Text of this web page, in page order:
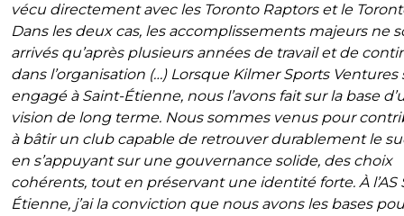
vécu directement avec les Toronto Raptors et le
Dans les deux cas, les accomplissements majeurs ne
arrivés qu’après plusieurs années de travail et de
dans l’organisation (…) Lorsque Kilmer Sports Ventures
engagé à Saint-Étienne, nous l’avons fait sur la base
vision de long terme. Nous sommes venus pour
à bâtir un club capable de retrouver durablement le
en s’appuyant sur une gouvernance solide, des choix
cohérents, tout en préservant une identité forte. À l’AS
Étienne, j’ai la conviction que nous avons les bases